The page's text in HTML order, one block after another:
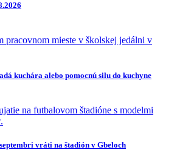
kuchára alebo pomocnú silu do kuchyne
vráti na štadión v Gbeloch